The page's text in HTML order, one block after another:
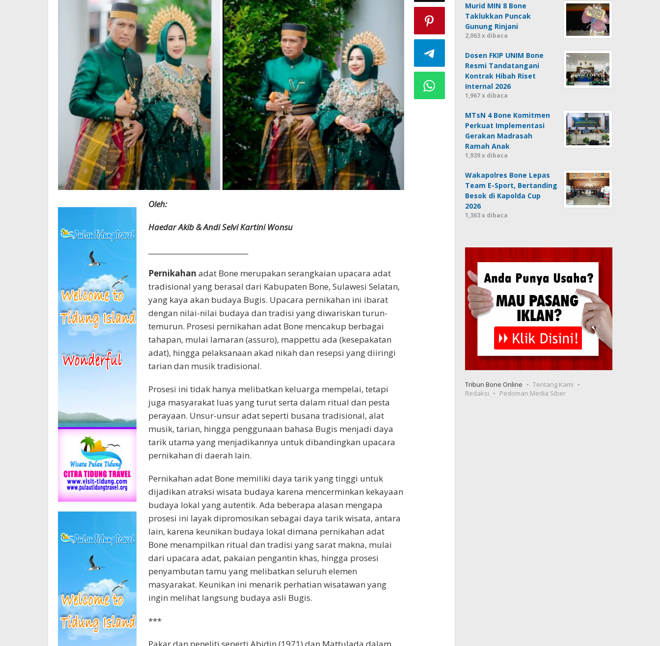
Oleh:
Haedar Akib & Andi Selvi Kartini Wonsu
Pernikahan adat Bone merupakan serangkaian upacara adat
tradisional yang berasal dari Kabupaten Bone, Sulawesi Selatan,
yang kaya akan budaya Bugis. Upacara pernikahan ini ibarat
dengan nilai-nilai budaya dan tradisi yang diwariskan turun-
temurun. Prosesi pernikahan adat Bone mencakup berbagai
tahapan, mulai lamaran (assuro), mappettu ada (kesepakatan
adat), hingga pelaksanaan akad nikah dan resepsi yang diiringi
tarian dan musik tradisional.
Prosesi ini tidak hanya melibatkan keluarga mempelai, tetapi
juga masyarakat luas yang turut serta dalam ritual dan pesta
perayaan. Unsur-unsur adat seperti busana tradisional, alat
musik, tarian, hingga penggunaan bahasa Bugis menjadi daya
tarik utama yang menjadikannya untuk dibandingkan upacara
pernikahan di daerah lain.
Pernikahan adat Bone memiliki daya tarik yang tinggi untuk
dijadikan atraksi wisata budaya karena mencerminkan kekayaan
budaya lokal yang autentik. Ada beberapa alasan mengapa
prosesi ini layak dipromosikan sebagai daya tarik wisata, antara
lain, karena keunikan budaya lokal dimana pernikahan adat
Bone menampilkan ritual dan tradisi yang sarat makna, mulai
dari upacara adat, pakaian pengantin khas, hingga prosesi
penyambutan tamu yang melibatkan seluruh elemen
masyarakat. Keunikan ini menarik perhatian wisatawan yang
ingin melihat langsung budaya asli Bugis.
***
Pakar dan peneliti seperti Abidin (1971) dan Mattulada dalam
Murid MIN 8 Bone
Taklukkan Puncak
Gunung Rinjani
2,063 x dibaca
Dosen FKIP UNIM Bone
Resmi Tandatangani
Kontrak Hibah Riset
Internal 2026
1,967 x dibaca
MTsN 4 Bone Komitmen
Perkuat Implementasi
Gerakan Madrasah
Ramah Anak
1,939 x dibaca
Wakapolres Bone Lepas
Team E-Sport, Bertanding
Besok di Kapolda Cup
2026
1,363 x dibaca
Tribun Bone Online
Tentang Kami
Redaksi
Pedoman Media Siber